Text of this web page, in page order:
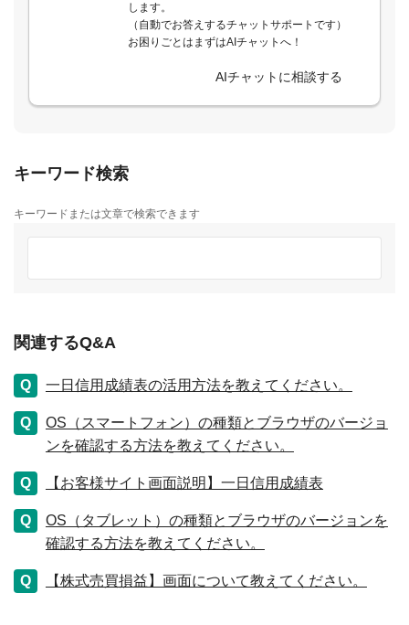
します。
（自動でお答えするチャットサポートです）
お困りごとはまずはAIチャットへ！
AIチャットに相談する
キーワード検索
キーワードまたは文章で検索できます
関連するQ&A
一日信用成績表の活用方法を教えてください。
OS（スマートフォン）の種類とブラウザのバージョ
ンを確認する方法を教えてください。
【お客様サイト画面説明】一日信用成績表
OS（タブレット）の種類とブラウザのバージョンを
確認する方法を教えてください。
【株式売買損益】画面について教えてください。